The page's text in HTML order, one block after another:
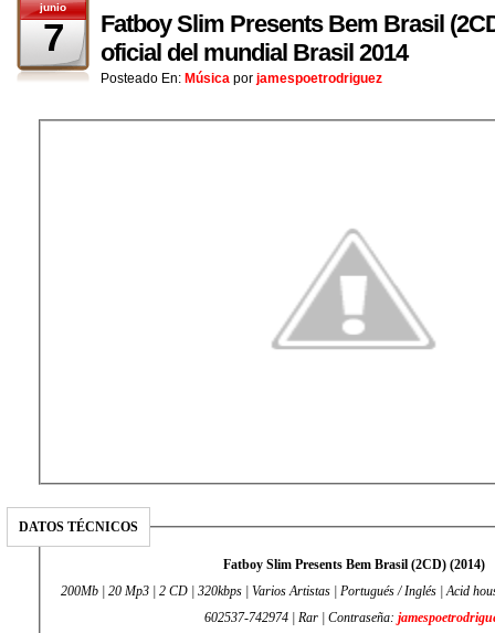
junio
7
Fatboy Slim Presents Bem Brasil
oficial del mundial Brasil 2014
Posteado En: Música por jamespoetrodriguez
DATOS TÉCNICOS
Fatboy Slim Presents Bem Brasil (2CD) (2014)
200Mb | 20 Mp3 | 2 CD | 320kbps | Varios Artistas | Portugués / Inglés | Acid
602537-742974 | Rar | Contraseña: